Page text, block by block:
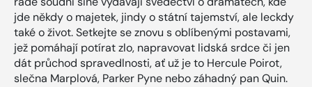
jde někdy o majetek, jindy o státní tajemství, ale leckdy
také o život. Setkejte se znovu s oblíbenými postavami,
jež pomáhají potírat zlo, napravovat lidská srdce či jen
dát průchod spravedlnosti, ať už je to Hercule Poirot,
slečna Marplová, Parker Pyne nebo záhadný pan Quin.